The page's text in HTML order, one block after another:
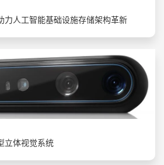
力人工智能基础设施存储架构革新
立体视觉系统